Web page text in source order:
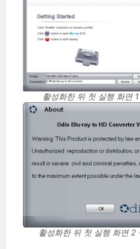
활성화한 뒤 첫 실행 화면
활성화한 뒤 첫 실행 화면